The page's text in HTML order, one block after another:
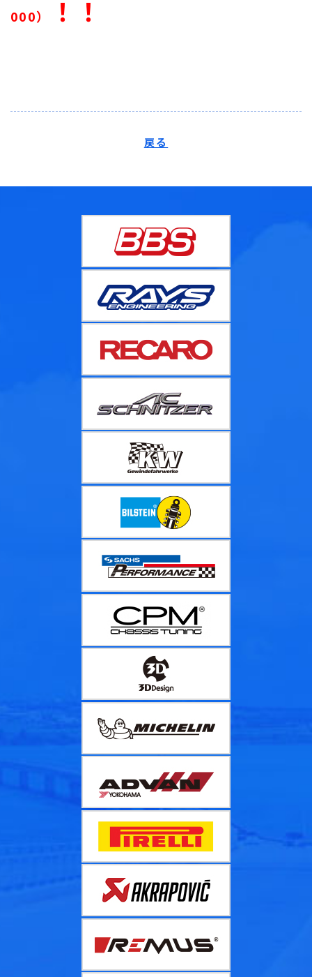
000） ！！
戻る